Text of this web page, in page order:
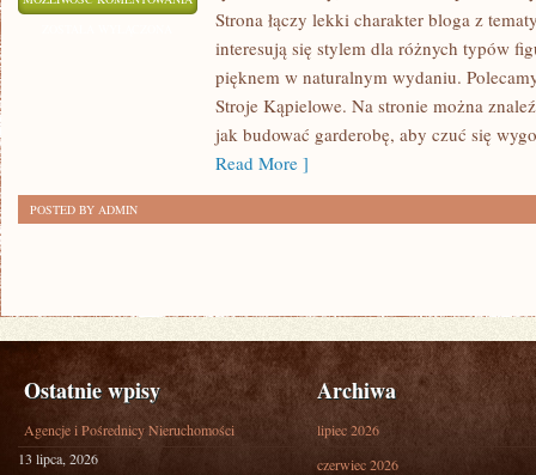
STYLUStrona łączy lekki charakter bloga z
interesują się stylem dla różnych typów
pięknem w naturalnym wydaniu.
Stroje Kąpielowe. Na stronie można
jak budować garderobę, aby czuć się
Read More ]
POSTED BY ADMIN
Ostatnie wpisy
Agencje i Pośrednicy Nieruchomości
13 lipca, 2026
Archiwa
lipiec 2026
czerwiec 2026